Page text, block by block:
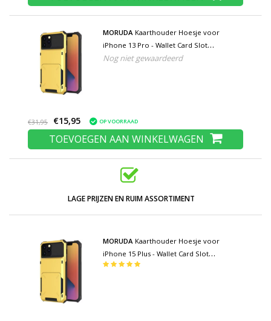
MORUDA Kaarthouder Hoesje voor
iPhone 13 Pro - Wallet Card Slot
Portemonnee Flip Cover Case - Geel
Nog niet gewaardeerd
€31,95 €15,95 OP VOORRAAD
TOEVOEGEN AAN WINKELWAGEN
LAGE PRIJZEN EN RUIM ASSORTIMENT
MORUDA Kaarthouder Hoesje voor
iPhone 15 Plus - Wallet Card Slot
Portemonnee Flip Cover Case - Geel